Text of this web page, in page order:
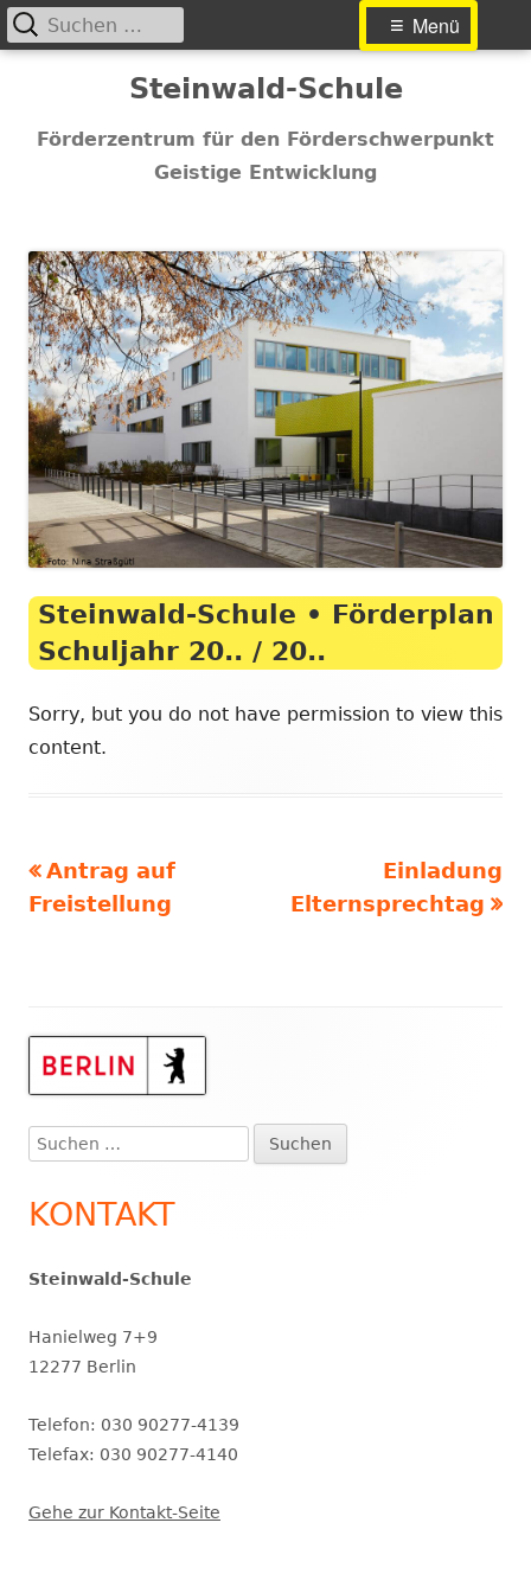
Inhalt
Steinwald-Schule
Förderzentrum für den Förderschwerpunkt
Geistige Entwicklung
Primäres
Menü
Suchen
nach:
Steinwald-Schule • Förderplan
Schuljahr 20.. / 20..
Sorry, but you do not have permission to view this
content.
Beitragsnavigation
Vorheriger
Beitrag:
Antrag auf
Freistellung
Nächster
Beitrag:
Einladung
Elternsprechtag
Haupt-
Suchen
nach:
KONTAKT
Steinwald-Schule
Hanielweg 7+9
12277 Berlin
Telefon: 030 90277-4139
Telefax: 030 90277-4140
Gehe zur Kontakt-Seite